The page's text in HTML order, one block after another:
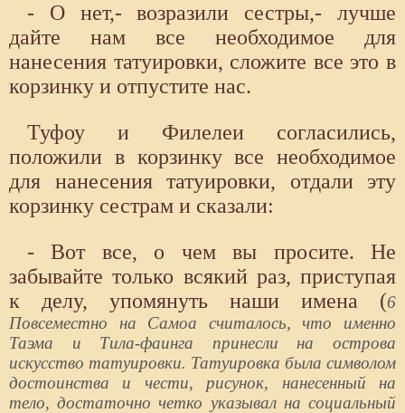
- О нет,- возразили сестры,- лучше
дайте нам все необходимое для
нанесения татуировки, сложите все это в
корзинку и отпустите нас.
Туфоу и Филелеи согласились,
положили в корзинку все необходимое
для нанесения татуировки, отдали эту
корзинку сестрам и сказали:
- Вот все, о чем вы просите. Не
забывайте только всякий раз, приступая
к делу, упомянуть наши имена (6
Повсеместно на Самоа считалось, что именно
Таэма и Тила-фаинга принесли на острова
искусство татуировки. Татуировка была символом
достоинства и чести, рисунок, нанесенный на
тело, достаточно четко указывал на социальный